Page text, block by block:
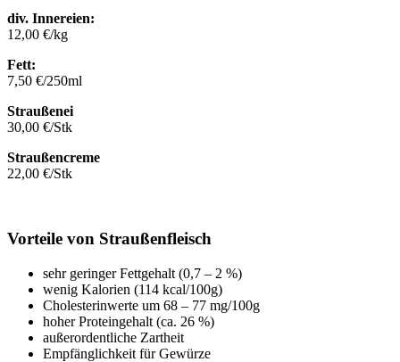
div. Innereien:
12,00 €/kg
Fett:
7,50 €/250ml
Straußenei
30,00 €/Stk
Straußencreme
22,00 €/Stk
Vorteile von Straußenfleisch
sehr geringer Fettgehalt (0,7 – 2 %)
wenig Kalorien (114 kcal/100g)
Cholesterinwerte um 68 – 77 mg/100g
hoher Proteingehalt (ca. 26 %)
außerordentliche Zartheit
Empfänglichkeit für Gewürze